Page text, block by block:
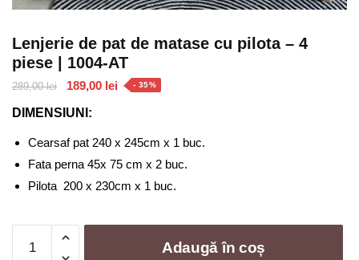
Lenjerie de pat de matase cu pilota – 4
piese | 1004-AT
289,00lei
Prețul
a
fost:
289,00 lei.
189,00 lei Prețul
189,00 lei.
- 35%
DIMENSIUNI:
Cearsaf pat 240 x 245cm x 1 buc.
Fata perna 45x 75 cm x 2 buc.
Pilota 200 x 230cm x 1 buc.
Lenjerie
Adaugă în coș